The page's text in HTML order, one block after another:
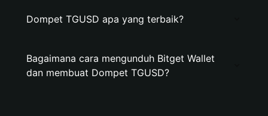
Dompet TGUSD apa yang terbaik?
Bagaimana cara mengunduh Bitget Wallet
dan membuat Dompet TGUSD?